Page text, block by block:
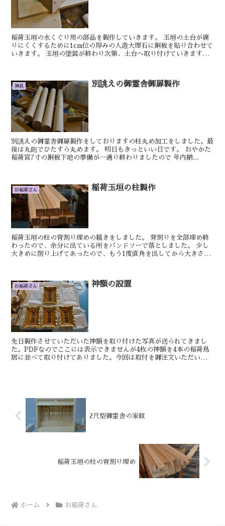
稲荷玉垣の水くぐり用の部品を製作していきます。 玉垣の土台が腐
りにくくするために1cm位の厚みの人造大理石に銅板を貼り合わせて
いきます。 玉垣の塗装が終わり次第、土台へ取り付けていきます。
神具 別誂えの御霊舎御扉製作
別誂えの御霊舎御扉製作をしておりますの柱丸め加工をしました。最
後は丸鉋でひたすら丸めます。 明日もきっといい日です。 おやかた
稲荷宮7寸の銅板下地の準備が一通り終わりましたので 年内納...
お稲荷さん 稲荷玉垣の柱製作
稲荷玉垣の柱の背割り埋めの続きをしました。 背割りを全部埋め終
わったので、余分に出ている所をバンドソーで落としました。 少し
大きめに削り上げてあったので、もう1度直角を出してから大きさを
お稲荷さん 神額の設置
先日製作させていただいた神額を取り付けた写真が送られてきまし
た。PDFなのでここには表示できませんが4枚の神額を4本の稲荷鳥
居に並べて取り付けてありました。今回は取付を御注文いただいた工
2尺型御霊舎の家紋
稲荷玉垣の柱の背割り埋め
ホーム お稲荷さん